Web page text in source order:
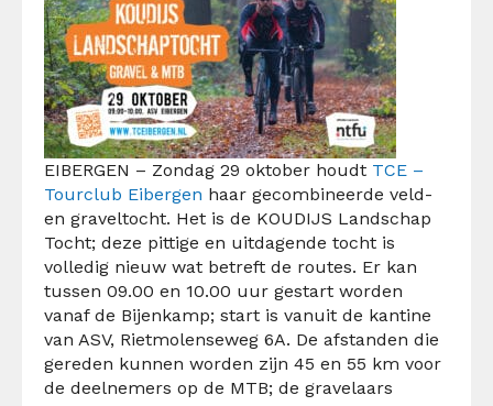
EIBERGEN – Zondag 29 oktober houdt TCE –
Tourclub Eibergen haar gecombineerde veld-
en graveltocht. Het is de KOUDIJS Landschap
Tocht; deze pittige en uitdagende tocht is
volledig nieuw wat betreft de routes. Er kan
tussen 09.00 en 10.00 uur gestart worden
vanaf de Bijenkamp; start is vanuit de kantine
van ASV, Rietmolenseweg 6A. De afstanden die
gereden kunnen worden zijn 45 en 55 km voor
de deelnemers op de MTB; de gravelaars